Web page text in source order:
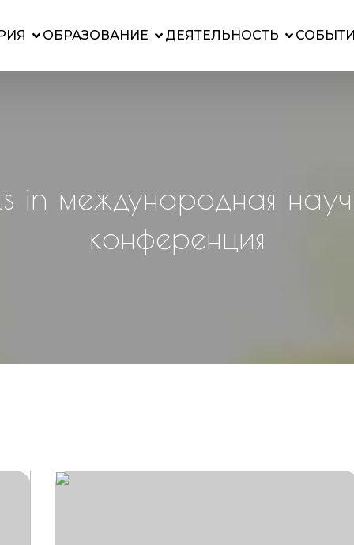
ОБРАЗОВАНИЕ ДЕЯТЕЛЬНОСТЬ
in международная
конференция